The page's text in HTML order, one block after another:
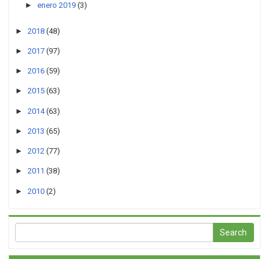
► enero 2019 (3)
► 2018 (48)
► 2017 (97)
► 2016 (59)
► 2015 (63)
► 2014 (63)
► 2013 (65)
► 2012 (77)
► 2011 (38)
► 2010 (2)